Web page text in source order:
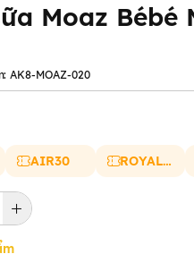
Moaz Bébé
AK8-MOAZ-020
AIR30 ROYAL20